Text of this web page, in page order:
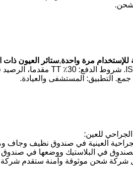
للإستخدام مرة واحدة,ستائر العيون ذات
جمع. التطبيق: المستشفى والعيادة.
للعين:
في البلاستيك ووضعها في صندوق
شحن موثوقة وآمنة ستقدم شركة